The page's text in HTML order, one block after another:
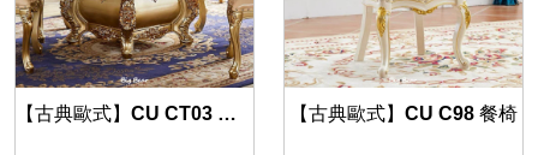
【古典歐式】CU CT03 圓餐桌 120cm130cm135cm150cm160cm180cm 【古典歐式】CU C98 餐椅